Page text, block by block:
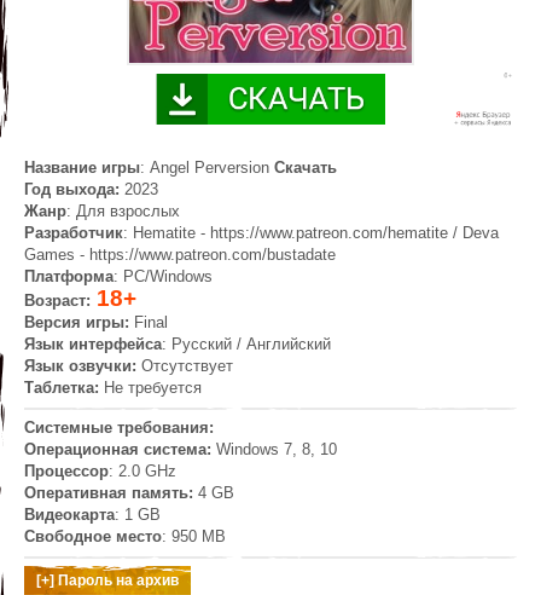
Название игры: Angel Perversion Скачать
Год выхода: 2023
Жанр: Для взрослых
Разработчик: Hematite - https://www.patreon.com/hematite / Deva
Games - https://www.patreon.com/bustadate
Платформа: PC/Windows
Возраст: 18+
Версия игры: Final
Язык интерфейса: Русский / Английский
Язык озвучки: Отсутствует
Таблетка: Не требуется
Системные требования:
Операционная система: Windows 7, 8, 10
Процессор: 2.0 GHz
Оперативная память: 4 GB
Видеокарта: 1 GB
Свободное место: 950 MB